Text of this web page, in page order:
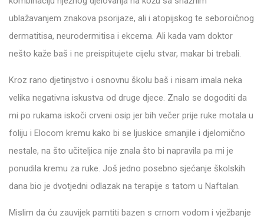
ublažavanjem znakova psorijaze, ali i atopijskog te seboroičnog
dermatitisa, neurodermitisa i ekcema. Ali kada vam doktor
nešto kaže baš i ne preispitujete cijelu stvar, makar bi trebali.
Kroz rano djetinjstvo i osnovnu školu baš i nisam imala neka
velika negativna iskustva od druge djece. Znalo se dogoditi da
mi po rukama iskoči crveni osip jer bih večer prije ruke motala u
foliju i Elocom kremu kako bi se ljuskice smanjile i djelomično
nestale, na što učiteljica nije znala što bi napravila pa mi je
ponudila kremu za ruke. Još jedno posebno sjećanje školskih
dana bio je dvotjedni odlazak na terapije s tatom u Naftalan.
Mislim da ću zauvijek pamtiti bazen s crnom vodom i vježbanje